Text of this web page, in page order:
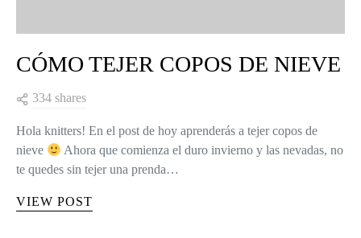
CÓMO TEJER COPOS DE NIEVE
334 shares
Hola knitters! En el post de hoy aprenderás a tejer copos de
nieve
Ahora que comienza el duro invierno y las nevadas, no
te quedes sin tejer una prenda…
VIEW POST